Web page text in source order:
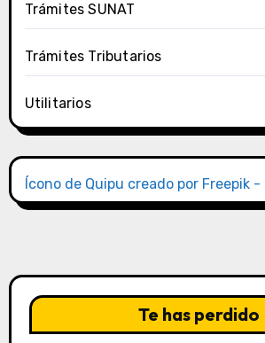
Trámites SUNAT
Trámites Tributarios
Utilitarios
Ícono de Quipu creado por Freepik
Te has perdido